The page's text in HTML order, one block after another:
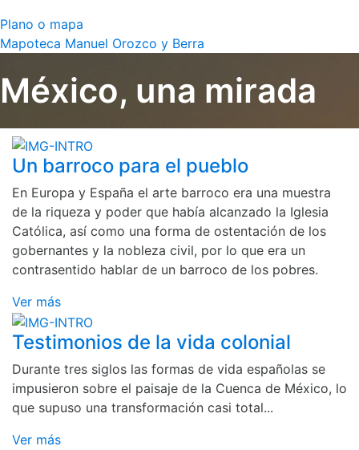
Plano o mapa
Mapoteca Manuel Orozco y Berra
México, una mirada
Un barroco para el pueblo
En Europa y España el arte barroco era una muestra
de la riqueza y poder que había alcanzado la Iglesia
Católica, así como una forma de ostentación de los
gobernantes y la nobleza civil, por lo que era un
contrasentido hablar de un barroco de los pobres.
Ver más
Testimonios de la vida colonial
Durante tres siglos las formas de vida españolas se
impusieron sobre el paisaje de la Cuenca de México, lo
que supuso una transformación casi total...
Ver más